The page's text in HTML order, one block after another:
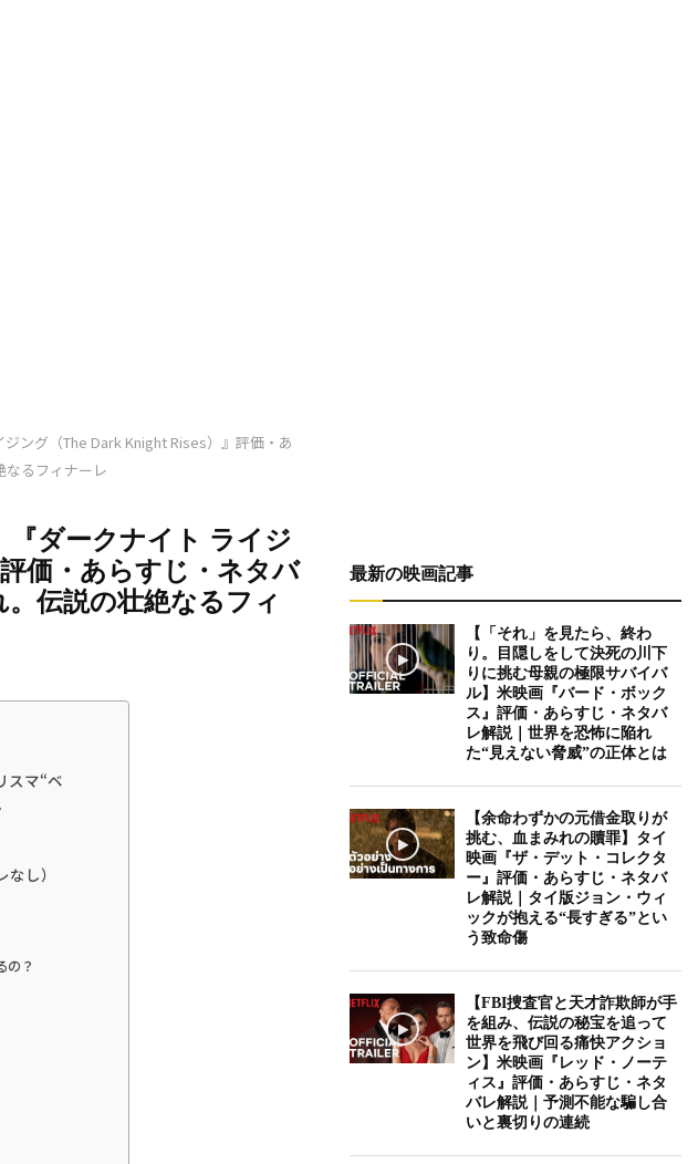
ング（The Dark Knight Rises）』評価・あ
なるフィナーレ
『ダークナイト ライジ
価・あらすじ・ネタバ
伝説の壮絶なるフィ
スマ“ベ
し）
の？
最新の映画記事
【「それ」を見たら、終わ
り。目隠しをして決死の川下
りに挑む母親の極限サバイバ
ル】米映画『バード・ボック
ス』評価・あらすじ・ネタバ
レ解説｜世界を恐怖に陥れ
た“見えない脅威”の正体とは
【余命わずかの元借金取りが
挑む、血まみれの贖罪】タイ
映画『ザ・デット・コレクタ
ー』評価・あらすじ・ネタバ
レ解説｜タイ版ジョン・ウィ
ックが抱える“長すぎる”とい
う致命傷
【FBI捜査官と天才詐欺師が手
を組み、伝説の秘宝を追って
世界を飛び回る痛快アクショ
ン】米映画『レッド・ノーテ
ィス』評価・あらすじ・ネタ
バレ解説｜予測不能な騙し合
いと裏切りの連続